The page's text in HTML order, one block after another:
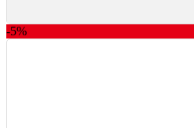
-5%